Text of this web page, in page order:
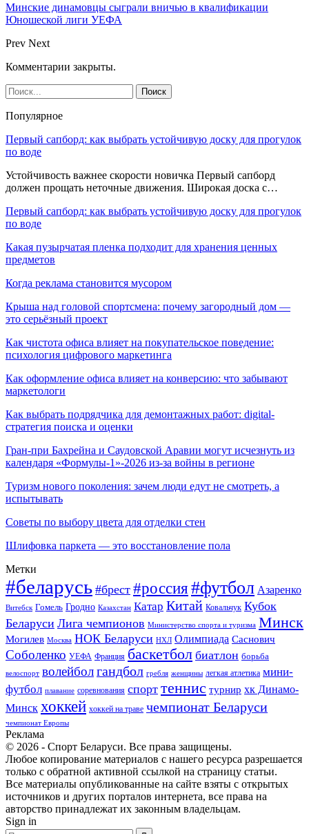
Минские динамовцы сыграли вничью в квалификации
Юношеской лиги УЕФА
Prev Next
Комментарии закрыты.
Популярное
Первый сапборд: как выбрать устойчивую доску для прогулок
по воде
Устойчивость важнее скорости новичка Первый сапборд
должен прощать неточные движения. Широкая доска с…
Первый сапборд: как выбрать устойчивую доску для прогулок
по воде
Какая пузырчатая пленка подходит для хранения ценных
предметов
Когда реклама становится мусором
Крыша над головой спортсмена: почему загородный дом —
это серьёзный проект
Как чистота офиса влияет на покупательское поведение:
психология цифрового маркетинга
Как оформление офиса влияет на конверсию: что забывают
маркетологи
Как выбрать подрядчика для демонтажных работ: digital-
стратегия поиска и оценки
Гран-при Бахрейна и Саудовской Аравии могут исчезнуть из
календаря «Формулы-1»-2026 из-за войны в регионе
Туризм нового поколения: зачем люди едут не смотреть, а
испытывать
Советы по выбору цвета для отделки стен
Шлифовка паркета — это восстановление пола
Метки
#беларусь #брест #россия#футбол Азаренко
Витебск Гомель Гродно Казахстан Катар Китай Ковальчук Кубок
Беларуси Лига чемпионов Министерство спорта и туризма Минск
Могилев Москва НОК Беларуси НХЛ Олимпиада Саснович
Соболенко УЕФА Франция баскетбол биатлон борьба
велоспорт волейболгандбол гребля женщины легкая атлетика мини-
футбол плавание соревнования спорт теннис турнир хк Динамо-
Минск хоккей хоккей на траве чемпионат Беларуси
чемпионат Европы
Реклама
© 2026 - Спорт Беларуси. Все права защищены.
Любое копирование материалов с нашего ресурса разрешается
только с обратной активной ссылкой на страницу статьи.
Все материалы опубликованные на сайте взяты с открытых
источников и других порталов интернета, все права на
авторство принадлежат их законным владельцам.
Sign in